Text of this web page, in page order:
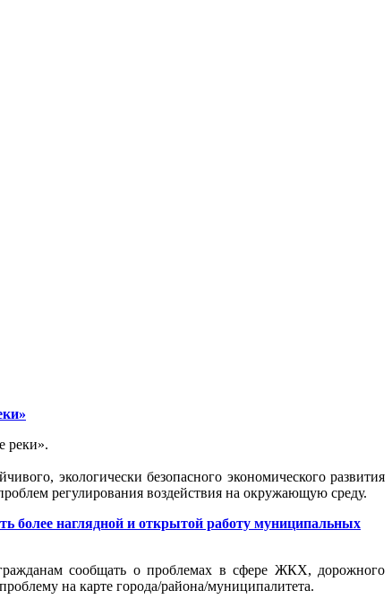
реки».
экологически безопасного экономического развития
регулирования воздействия на окружающую среду.
более наглядной и открытой работу муниципальных
сообщать о проблемах в сфере ЖКХ, дорожного
на карте города/района/муниципалитета.